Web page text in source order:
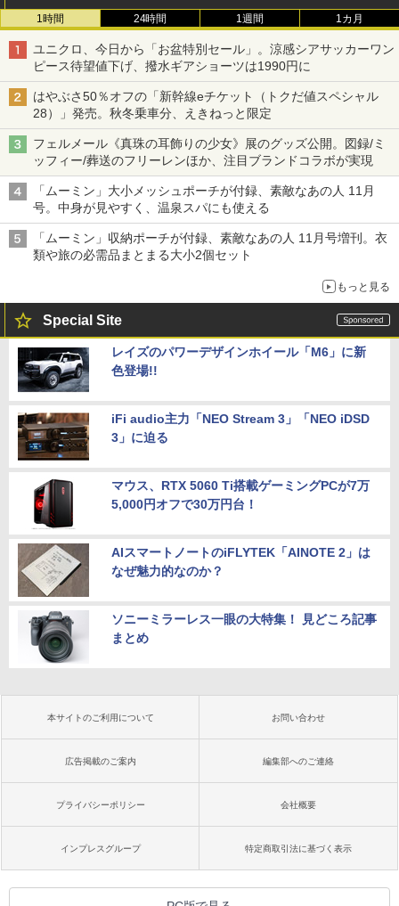
1時間 24時間 1週間 1カ月
ユニクロ、今日から「お盆特別セール」。涼感シアサッカーワン
ピース待望値下げ、撥水ギアショーツは1990円に
はやぶさ50％オフの「新幹線eチケット（トクだ値スペシャル
28）」発売。秋冬乗車分、えきねっと限定
フェルメール《真珠の耳飾りの少女》展のグッズ公開。図録/ミ
ッフィー/葬送のフリーレンほか、注目ブランドコラボが実現
「ムーミン」大小メッシュポーチが付録、素敵なあの人 11月
号。中身が見やすく、温泉スパにも使える
「ムーミン」収納ポーチが付録、素敵なあの人 11月号増刊。衣
類や旅の必需品まとまる大小2個セット
もっと見る
Special Site
レイズのパワーデザインホイール「M6」に新
色登場!!
iFi audio主力「NEO Stream 3」「NEO iDSD
3」に迫る
マウス、RTX 5060 Ti搭載ゲーミングPCが7万
5,000円オフで30万円台！
AIスマートノートのiFLYTEK「AINOTE 2」は
なぜ魅力的なのか？
ソニーミラーレス一眼の大特集！ 見どころ記事
まとめ
本サイトのご利用について お問い合わせ
広告掲載のご案内 編集部へのご連絡
プライバシーポリシー 会社概要
インプレスグループ 特定商取引法に基づく表示